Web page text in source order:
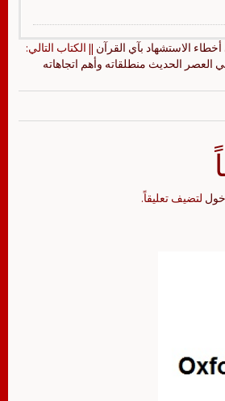
أخطاء الاستشهاد بآي القرآن || الكتاب التالي:
العصر الحديث منطلقاته وأهم اتجاهاته
لتضيف تعليقاً.